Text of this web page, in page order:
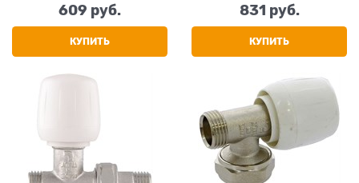
609 руб.
КУПИТЬ
831 руб.
КУПИТЬ